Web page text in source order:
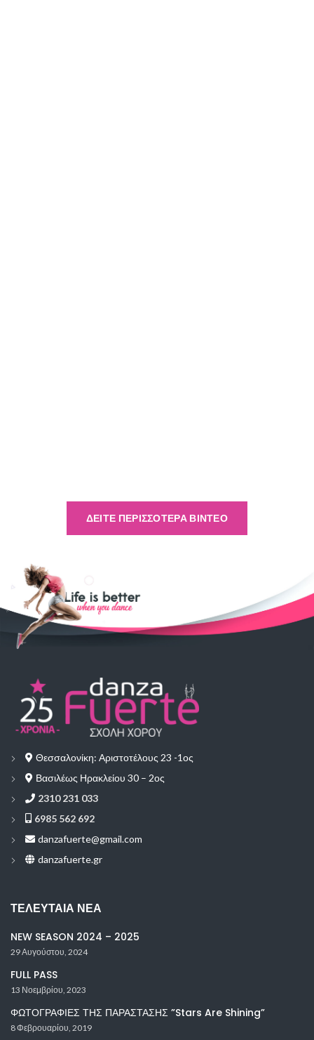
ΔΕΙΤΕ ΠΕΡΙΣΣΟΤΕΡΑ ΒΙΝΤΕΟ
Θεσσαλονίκη: Αριστοτέλους 23 -1ος
Βασιλέως Ηρακλείου 30 – 2ος
2310 231 033
6985 562 692
danzafuerte@gmail.com
danzafuerte.gr
ΤΕΛΕΥΤΑΊΑ ΝΈΑ
NEW SEASON 2024 – 2025
29 Αυγούστου, 2024
FULL PASS
13 Νοεμβρίου, 2023
ΦΩΤΟΓΡΑΦΙΕΣ ΤΗΣ ΠΑΡΑΣΤΑΣΗΣ ”Stars Are Shining”
8 Φεβρουαρίου, 2019